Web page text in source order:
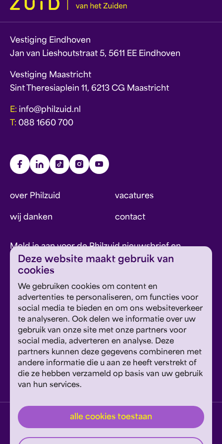
Deze website maakt gebruik van
cookies
We gebruiken cookies om content en
advertenties te personaliseren, om functies voor
social media te bieden en om ons websiteverkeer
te analyseren. Ook delen we informatie over uw
gebruik van onze site met onze partners voor
social media, adverteren en analyse. Deze
partners kunnen deze gegevens combineren met
andere informatie die u aan ze heeft verstrekt of
die ze hebben verzameld op basis van uw gebruik
van hun services.
alle cookies toestaan
Vestiging Eindhoven
Jan van Lieshoutstraat 5, 5611 EE Eindhoven
Vestiging Maastricht
Sint Theresiaplein 11, 6213 CG Maastricht
E: info@philzuid.nl
T: 088 1660 700
over Philzuid vacatures
wij danken contact
Meld je aan voor de Philzuid nieuwsbrief en
ontvang concerttips en ons laatste nieuws.
inschrijven
Dit formulier wordt beschermd door reCAPTCHA en
Google's PrivacyverklaringenServicevoorwaarden
van toepassing.
Geef om Philzuid en steun ons!
steun ons
privacyverklaring disclaimer cookies wijzigen
website door exitable